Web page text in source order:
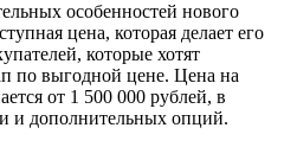
особенностей нового
цена, которая делает его
которые хотят
по выгодной цене. Цена на
от 1 500 000 рублей, в
и дополнительных опций.